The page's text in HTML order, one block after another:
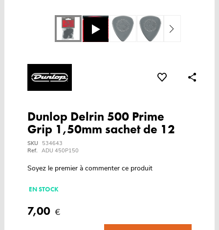
Dunlop Delrin 500 Prime
Grip 1,50mm sachet de 12
SKU
534643
Ref. ADU 450P150
Soyez le premier à commenter ce produit
EN STOCK
7,00 €